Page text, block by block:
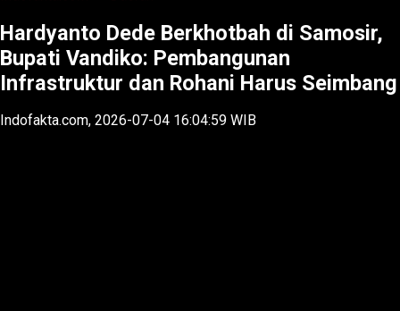
Hardyanto Dede Berkhotbah di Samosir,
Bupati Vandiko: Pembangunan
Infrastruktur dan Rohani Harus Seimbang
Indofakta.com, 2026-07-04 16:04:59 WIB